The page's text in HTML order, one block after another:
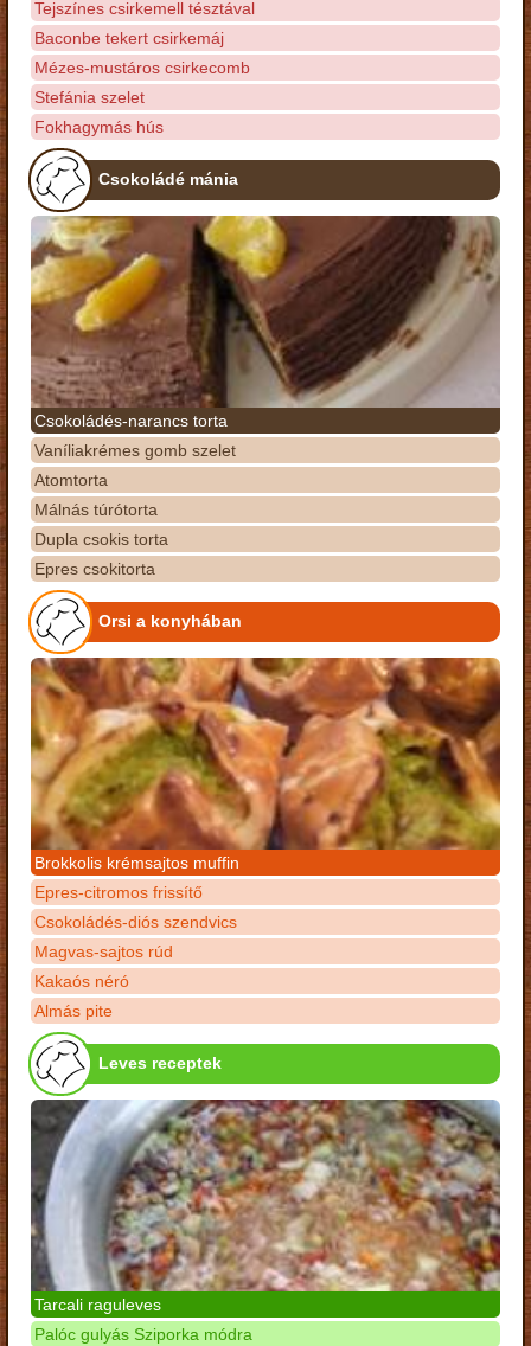
Tejszínes csirkemell tésztával
Baconbe tekert csirkemáj
Mézes-mustáros csirkecomb
Stefánia szelet
Fokhagymás hús
Csokoládé mánia
Csokoládés-narancs torta
Vaníliakrémes gomb szelet
Atomtorta
Málnás túrótorta
Dupla csokis torta
Epres csokitorta
Orsi a konyhában
Brokkolis krémsajtos muffin
Epres-citromos frissítő
Csokoládés-diós szendvics
Magvas-sajtos rúd
Kakaós néró
Almás pite
Leves receptek
Tarcali raguleves
Palóc gulyás Sziporka módra